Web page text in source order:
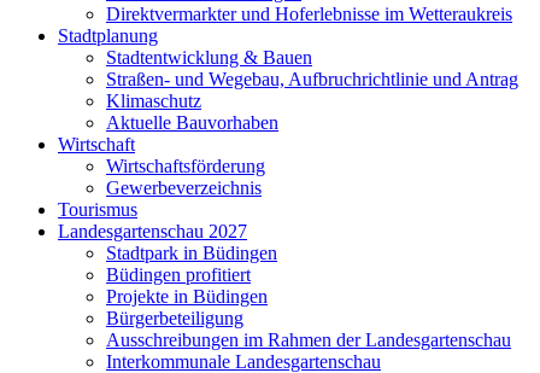
Direktvermarkter und Hoferlebnisse im Wetteraukreis
Stadtplanung
Stadtentwicklung & Bauen
Straßen- und Wegebau, Aufbruchrichtlinie und Antrag
Klimaschutz
Aktuelle Bauvorhaben
Wirtschaft
Wirtschaftsförderung
Gewerbeverzeichnis
Tourismus
Landesgartenschau 2027
Stadtpark in Büdingen
Büdingen profitiert
Projekte in Büdingen
Bürgerbeteiligung
Ausschreibungen im Rahmen der Landesgartenschau
Interkommunale Landesgartenschau